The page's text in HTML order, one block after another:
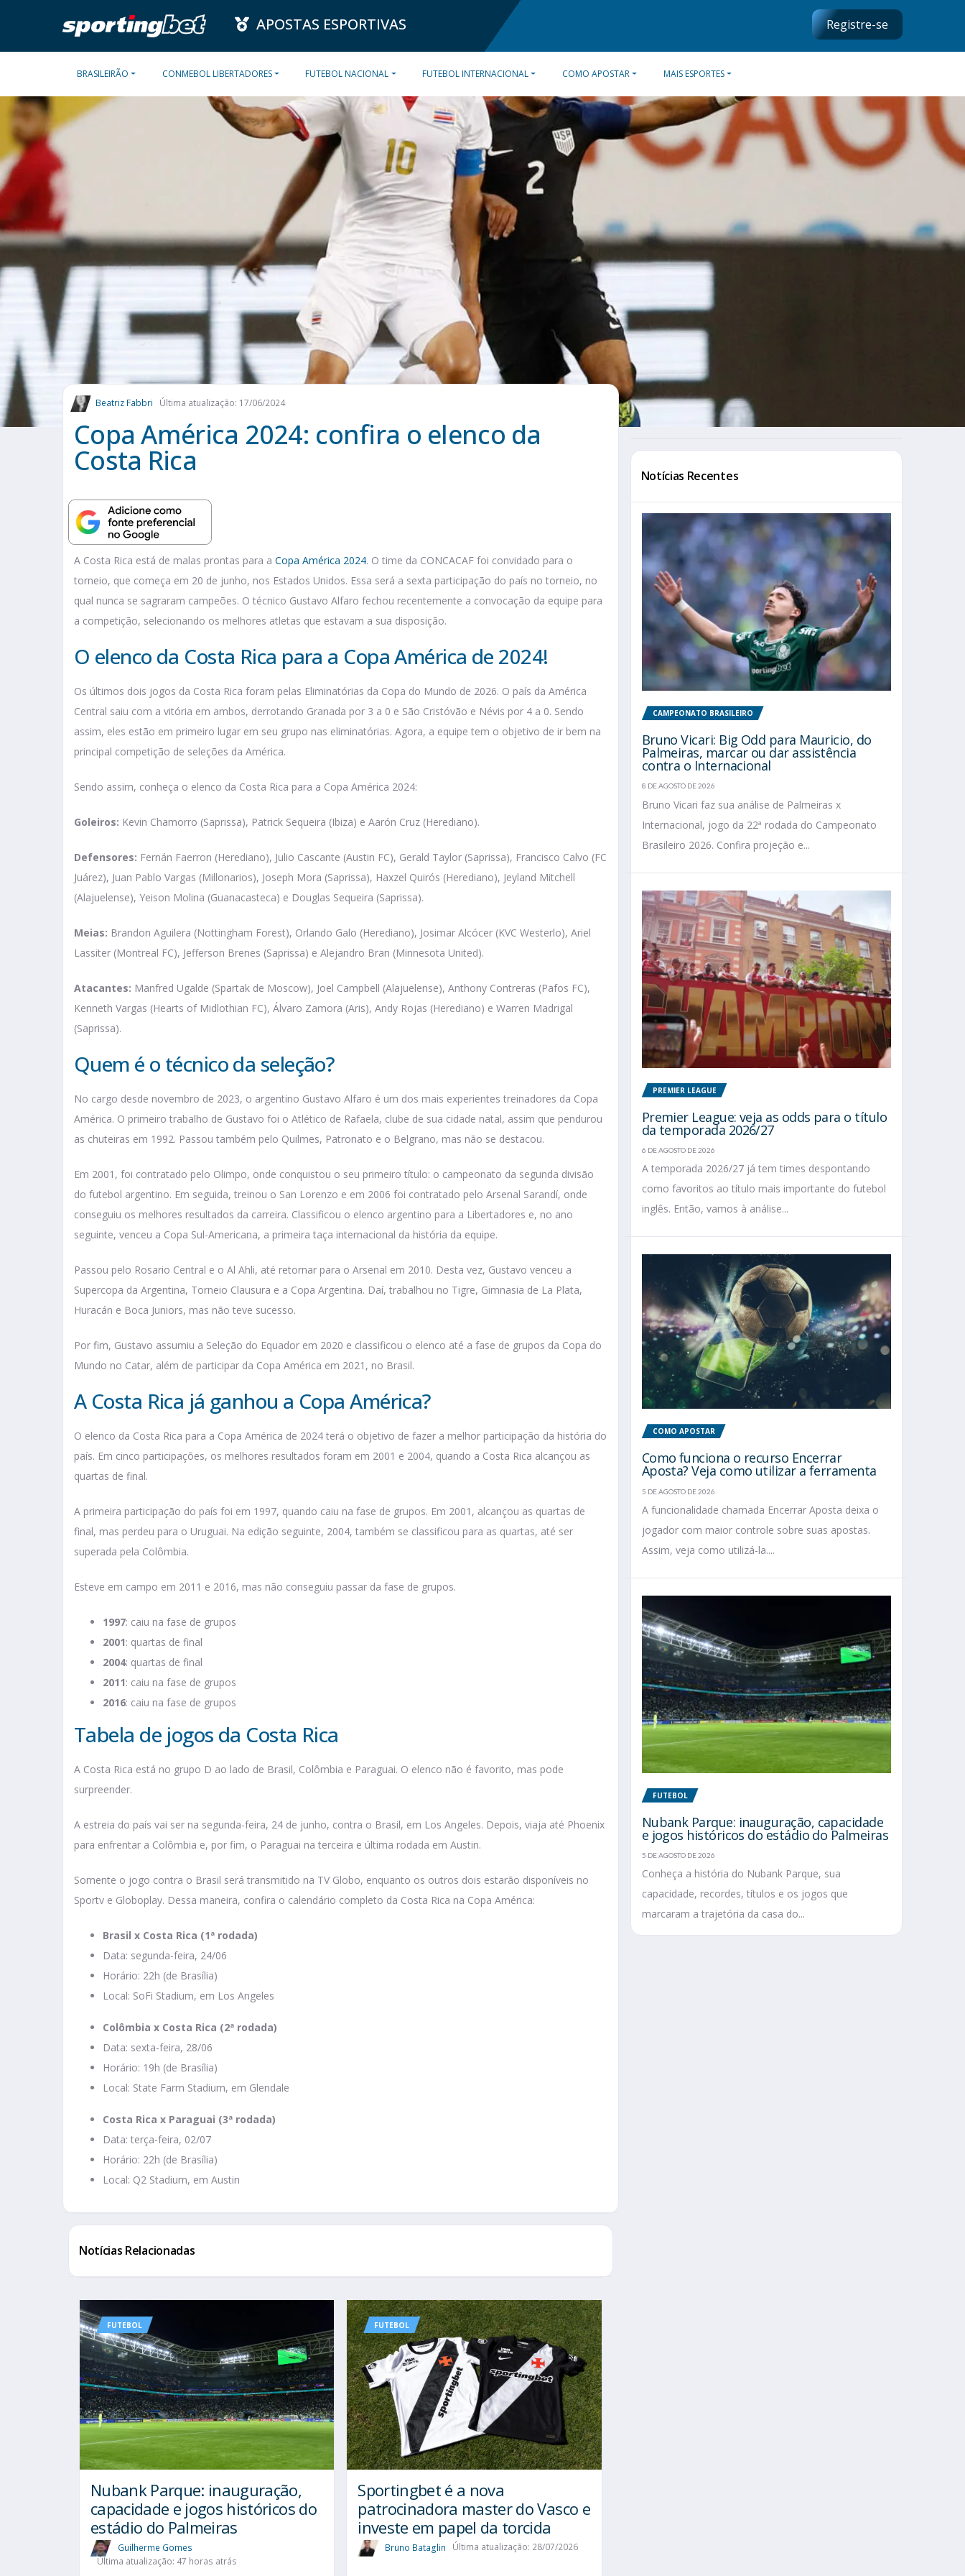
APOSTAS ESPORTIVAS Registre-se
BRASILEIRÃO CONMEBOL LIBERTADORES FUTEBOL NACIONAL FUTEBOL INTERNACIONAL COMO APOSTAR MAIS ESPORTES
Beatriz Fabbri Última atualização: 17/06/2024
Copa América 2024: confira o elenco da
Costa Rica
A Costa Rica está de malas prontas para a Copa América 2024. O time da CONCACAF foi convidado para o
torneio, que começa em 20 de junho, nos Estados Unidos. Essa será a sexta participação do país no torneio, no
qual nunca se sagraram campeões. O técnico Gustavo Alfaro fechou recentemente a convocação da equipe para
a competição, selecionando os melhores atletas que estavam a sua disposição.
O elenco da Costa Rica para a Copa América de 2024!
Os últimos dois jogos da Costa Rica foram pelas Eliminatórias da Copa do Mundo de 2026. O país da América
Central saiu com a vitória em ambos, derrotando Granada por 3 a 0 e São Cristóvão e Névis por 4 a 0. Sendo
assim, eles estão em primeiro lugar em seu grupo nas eliminatórias. Agora, a equipe tem o objetivo de ir bem na
principal competição de seleções da América.
Sendo assim, conheça o elenco da Costa Rica para a Copa América 2024:
Goleiros: Kevin Chamorro (Saprissa), Patrick Sequeira (Ibiza) e Aarón Cruz (Herediano).
Defensores: Fernán Faerron (Herediano), Julio Cascante (Austin FC), Gerald Taylor (Saprissa), Francisco Calvo (FC
Juárez), Juan Pablo Vargas (Millonarios), Joseph Mora (Saprissa), Haxzel Quirós (Herediano), Jeyland Mitchell
(Alajuelense), Yeison Molina (Guanacasteca) e Douglas Sequeira (Saprissa).
Meias: Brandon Aguilera (Nottingham Forest), Orlando Galo (Herediano), Josimar Alcócer (KVC Westerlo), Ariel
Lassiter (Montreal FC), Jefferson Brenes (Saprissa) e Alejandro Bran (Minnesota United).
Atacantes: Manfred Ugalde (Spartak de Moscow), Joel Campbell (Alajuelense), Anthony Contreras (Pafos FC),
Kenneth Vargas (Hearts of Midlothian FC), Álvaro Zamora (Aris), Andy Rojas (Herediano) e Warren Madrigal
(Saprissa).
Quem é o técnico da seleção?
No cargo desde novembro de 2023, o argentino Gustavo Alfaro é um dos mais experientes treinadores da Copa
América. O primeiro trabalho de Gustavo foi o Atlético de Rafaela, clube de sua cidade natal, assim que pendurou
as chuteiras em 1992. Passou também pelo Quilmes, Patronato e o Belgrano, mas não se destacou.
Em 2001, foi contratado pelo Olimpo, onde conquistou o seu primeiro título: o campeonato da segunda divisão
do futebol argentino. Em seguida, treinou o San Lorenzo e em 2006 foi contratado pelo Arsenal Sarandí, onde
conseguiu os melhores resultados da carreira. Classificou o elenco argentino para a Libertadores e, no ano
seguinte, venceu a Copa Sul-Americana, a primeira taça internacional da história da equipe.
Passou pelo Rosario Central e o Al Ahli, até retornar para o Arsenal em 2010. Desta vez, Gustavo venceu a
Supercopa da Argentina, Torneio Clausura e a Copa Argentina. Daí, trabalhou no Tigre, Gimnasia de La Plata,
Huracán e Boca Juniors, mas não teve sucesso.
Por fim, Gustavo assumiu a Seleção do Equador em 2020 e classificou o elenco até a fase de grupos da Copa do
Mundo no Catar, além de participar da Copa América em 2021, no Brasil.
A Costa Rica já ganhou a Copa América?
O elenco da Costa Rica para a Copa América de 2024 terá o objetivo de fazer a melhor participação da história do
país. Em cinco participações, os melhores resultados foram em 2001 e 2004, quando a Costa Rica alcançou as
quartas de final.
A primeira participação do país foi em 1997, quando caiu na fase de grupos. Em 2001, alcançou as quartas de
final, mas perdeu para o Uruguai. Na edição seguinte, 2004, também se classificou para as quartas, até ser
superada pela Colômbia.
Esteve em campo em 2011 e 2016, mas não conseguiu passar da fase de grupos.
1997: caiu na fase de grupos
2001: quartas de final
2004: quartas de final
2011: caiu na fase de grupos
2016: caiu na fase de grupos
Tabela de jogos da Costa Rica
A Costa Rica está no grupo D ao lado de Brasil, Colômbia e Paraguai. O elenco não é favorito, mas pode
surpreender.
A estreia do país vai ser na segunda-feira, 24 de junho, contra o Brasil, em Los Angeles. Depois, viaja até Phoenix
para enfrentar a Colômbia e, por fim, o Paraguai na terceira e última rodada em Austin.
Somente o jogo contra o Brasil será transmitido na TV Globo, enquanto os outros dois estarão disponíveis no
Sportv e Globoplay. Dessa maneira, confira o calendário completo da Costa Rica na Copa América:
Brasil x Costa Rica (1ª rodada)
Data: segunda-feira, 24/06
Horário: 22h (de Brasília)
Local: SoFi Stadium, em Los Angeles
Colômbia x Costa Rica (2ª rodada)
Data: sexta-feira, 28/06
Horário: 19h (de Brasília)
Local: State Farm Stadium, em Glendale
Costa Rica x Paraguai (3ª rodada)
Data: terça-feira, 02/07
Horário: 22h (de Brasília)
Local: Q2 Stadium, em Austin
Notícias Relacionadas
FUTEBOL
Nubank Parque: inauguração,
capacidade e jogos históricos do
estádio do Palmeiras
Guilherme Gomes
Última atualização: 47 horas atrás
FUTEBOL
Sportingbet é a nova
patrocinadora master do Vasco e
investe em papel da torcida
Bruno Bataglin Última atualização: 28/07/2026
Notícias Recentes
CAMPEONATO BRASILEIRO
Bruno Vicari: Big Odd para Mauricio, do
Palmeiras, marcar ou dar assistência
contra o Internacional
8 DE AGOSTO DE 2026
Bruno Vicari faz sua análise de Palmeiras x
Internacional, jogo da 22ª rodada do Campeonato
Brasileiro 2026. Confira projeção e...
PREMIER LEAGUE
Premier League: veja as odds para o título
da temporada 2026/27
6 DE AGOSTO DE 2026
A temporada 2026/27 já tem times despontando
como favoritos ao título mais importante do futebol
inglês. Então, vamos à análise...
COMO APOSTAR
Como funciona o recurso Encerrar
Aposta? Veja como utilizar a ferramenta
5 DE AGOSTO DE 2026
A funcionalidade chamada Encerrar Aposta deixa o
jogador com maior controle sobre suas apostas.
Assim, veja como utilizá-la....
FUTEBOL
Nubank Parque: inauguração, capacidade
e jogos históricos do estádio do Palmeiras
5 DE AGOSTO DE 2026
Conheça a história do Nubank Parque, sua
capacidade, recordes, títulos e os jogos que
marcaram a trajetória da casa do...